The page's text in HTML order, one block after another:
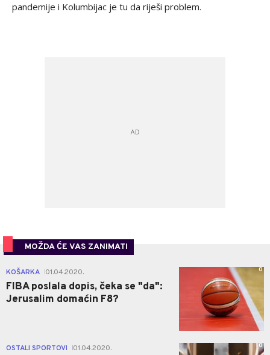
pandemije i Kolumbijac je tu da riješi problem.
MOŽDA ĆE VAS ZANIMATI
KOŠARKA 01.04.2020.
FIBA poslala dopis, čeka se "da":
Jerusalim domaćin F8?
0
OSTALI SPORTOVI 01.04.2020. 0